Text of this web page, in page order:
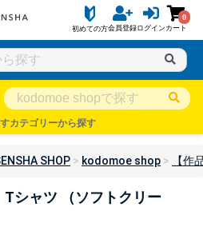
初めての方会員登録ログイン
0
カート
カテゴリーから探す
SHOP kodomoe shop 【作
Tシャツ （ソフトクリー